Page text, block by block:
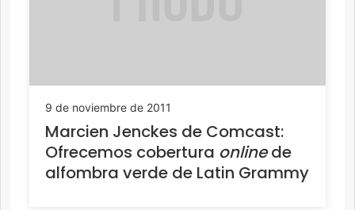
9 de noviembre de 2011
Marcien Jenckes de Comcast:
Ofrecemos cobertura onlinede
alfombra verde de Latin Grammy